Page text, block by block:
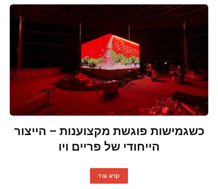
כשגמישות פוגשת מקצוענות – הייצור
הייחודי של פריים ויו
קרא עוד